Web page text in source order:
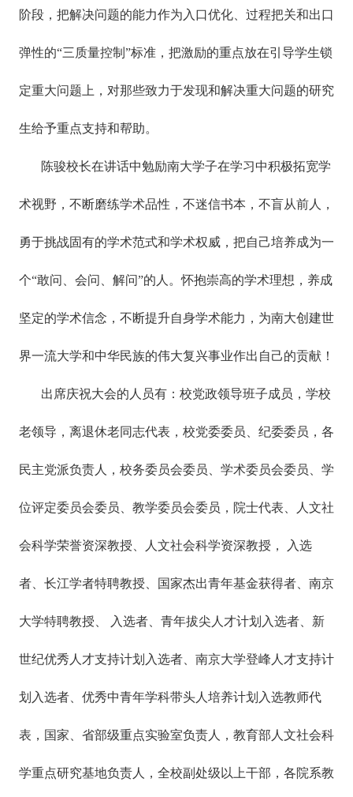
阶段，把解决问题的能力作为入口优化、过程把关和出口
弹性的“三质量控制”标准，把激励的重点放在引导学生锁
定重大问题上，对那些致力于发现和解决重大问题的研究
生给予重点支持和帮助。
陈骏校长在讲话中勉励南大学子在学习中积极拓宽学
术视野，不断磨练学术品性，不迷信书本，不盲从前人，
勇于挑战固有的学术范式和学术权威，把自己培养成为一
个“敢问、会问、解问”的人。怀抱崇高的学术理想，养成
坚定的学术信念，不断提升自身学术能力，为南大创建世
界一流大学和中华民族的伟大复兴事业作出自己的贡献！
出席庆祝大会的人员有：校党政领导班子成员，学校
老领导，离退休老同志代表，校党委委员、纪委委员，各
民主党派负责人，校务委员会委员、学术委员会委员、学
位评定委员会委员、教学委员会委员，院士代表、人文社
会科学荣誉资深教授、人文社会科学资深教授， 入选
者、长江学者特聘教授、国家杰出青年基金获得者、南京
大学特聘教授、 入选者、青年拔尖人才计划入选者、新
世纪优秀人才支持计划入选者、南京大学登峰人才支持计
划入选者、优秀中青年学科带头人培养计划入选教师代
表，国家、省部级重点实验室负责人，教育部人文社会科
学重点研究基地负责人，全校副处级以上干部，各院系教